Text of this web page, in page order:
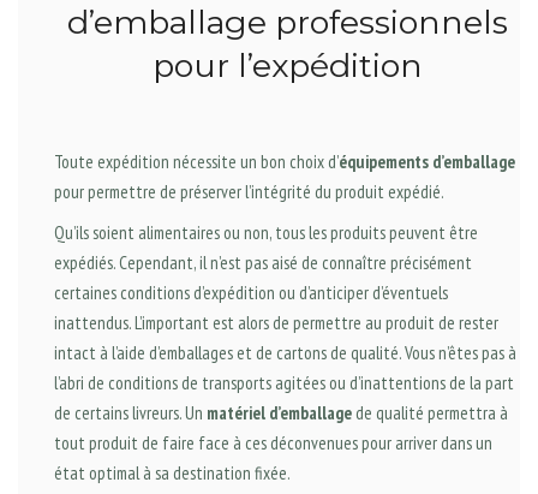
d’emballage professionnels
pour l’expédition
Toute expédition nécessite un bon choix d’équipements d’emballage
pour permettre de préserver l’intégrité du produit expédié.
Qu’ils soient alimentaires ou non, tous les produits peuvent être
expédiés. Cependant, il n’est pas aisé de connaître précisément
certaines conditions d’expédition ou d’anticiper d’éventuels
inattendus. L’important est alors de permettre au produit de rester
intact à l’aide d’emballages et de cartons de qualité. Vous n’êtes pas à
l’abri de conditions de transports agitées ou d’inattentions de la part
de certains livreurs. Un matériel d’emballage de qualité permettra à
tout produit de faire face à ces déconvenues pour arriver dans un
état optimal à sa destination fixée.